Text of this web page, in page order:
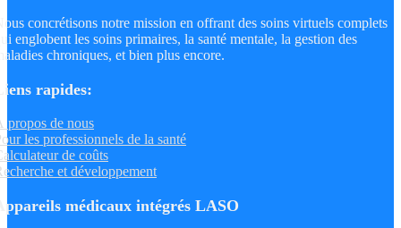
concrétisons notre mission en offrant des soins virtuels complets
englobent les soins primaires, la santé mentale, la gestion des
chroniques, et bien plus encore.
rapides:
propos de nous
les professionnels de la santé
de coûts
et développement
médicaux intégrés LASO